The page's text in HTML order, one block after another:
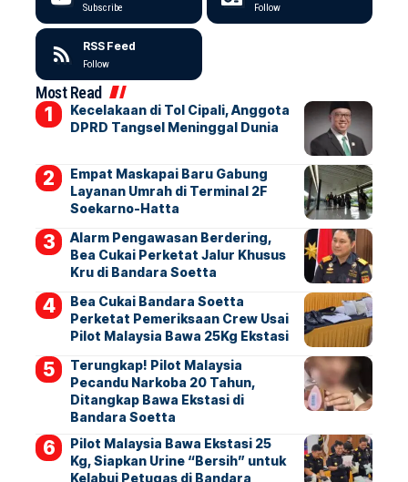
Subscribe Follow
RSS Feed
Follow
Most Read
Kecelakaan di Tol Cipali, Anggota
DPRD Tangsel Meninggal Dunia
Empat Maskapai Baru Gabung
Layanan Umrah di Terminal 2F
Soekarno-Hatta
Alarm Pengawasan Berdering,
Bea Cukai Perketat Jalur Khusus
Kru di Bandara Soetta
Bea Cukai Bandara Soetta
Perketat Pemeriksaan Crew Usai
Pilot Malaysia Bawa 25Kg Ekstasi
Terungkap! Pilot Malaysia
Pecandu Narkoba 20 Tahun,
Ditangkap Bawa Ekstasi di
Bandara Soetta
Pilot Malaysia Bawa Ekstasi 25
Kg, Siapkan Urine “Bersih” untuk
Kelabui Petugas di Bandara